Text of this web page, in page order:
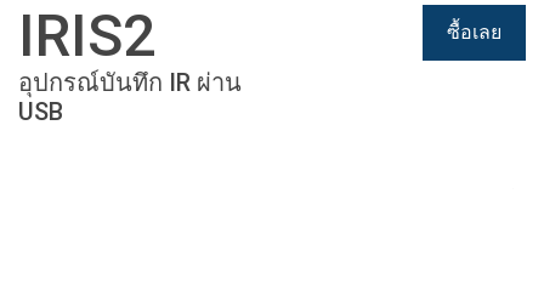
Partners
ที่ซื้อสินค้า
IRIS2
อุปกรณ์บันทึก IR ผ่าน
USB
ซื้อเลย